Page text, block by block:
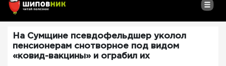
На Сумщине псевдофельдшер уколол
пенсионерам снотворное под видом
«ковид-вакцины» и ограбил их